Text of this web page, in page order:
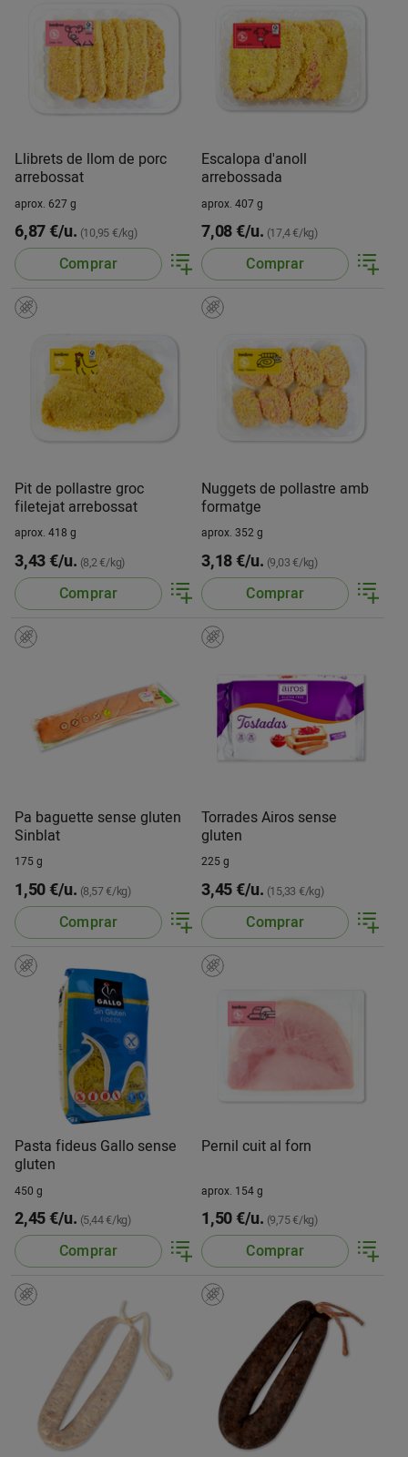
Llibrets de llom de porc
arrebossat
aprox. 627 g
6,87 €/u. (10,95 €/kg)
Comprar
Escalopa d'anoll
arrebossada
aprox. 407 g
7,08 €/u. (17,4 €/kg)
Comprar
Pit de pollastre groc
filetejat arrebossat
aprox. 418 g
3,43 €/u. (8,2 €/kg)
Comprar
Nuggets de pollastre amb
formatge
aprox. 352 g
3,18 €/u. (9,03 €/kg)
Comprar
Pa baguette sense gluten
Sinblat
175 g
1,50 €/u. (8,57 €/kg)
Comprar
Torrades Airos sense
gluten
225 g
3,45 €/u. (15,33 €/kg)
Comprar
Pasta fideus Gallo sense
gluten
450 g
2,45 €/u. (5,44 €/kg)
Comprar
Pernil cuit al forn
aprox. 154 g
1,50 €/u. (9,75 €/kg)
Comprar